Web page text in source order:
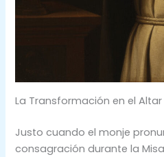
La Transformación en el Altar
Justo cuando el monje
consagración durante la